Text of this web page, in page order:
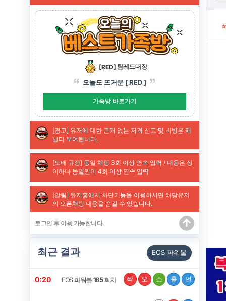
최근 결과 EOS 파워볼
0:20 EOS 파워볼185회차 짝 오 소 홀 언